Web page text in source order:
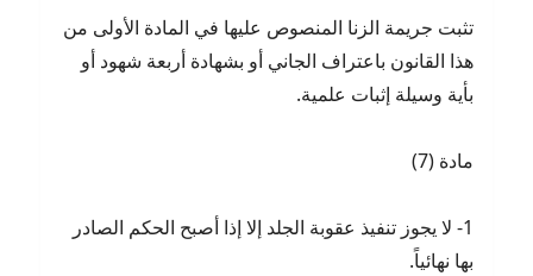
تثبت جريمة الزنا المنصوص عليها في المادة الأولى من
هذا القانون باعتراف الجاني أو بشهادة أربعة شهود أو
بأية وسيلة إثبات علمية.
مادة (7)
1- لا يجوز تنفيذ عقوبة الجلد إلا إذا أصبح الحكم الصادر
بها نهائياً.